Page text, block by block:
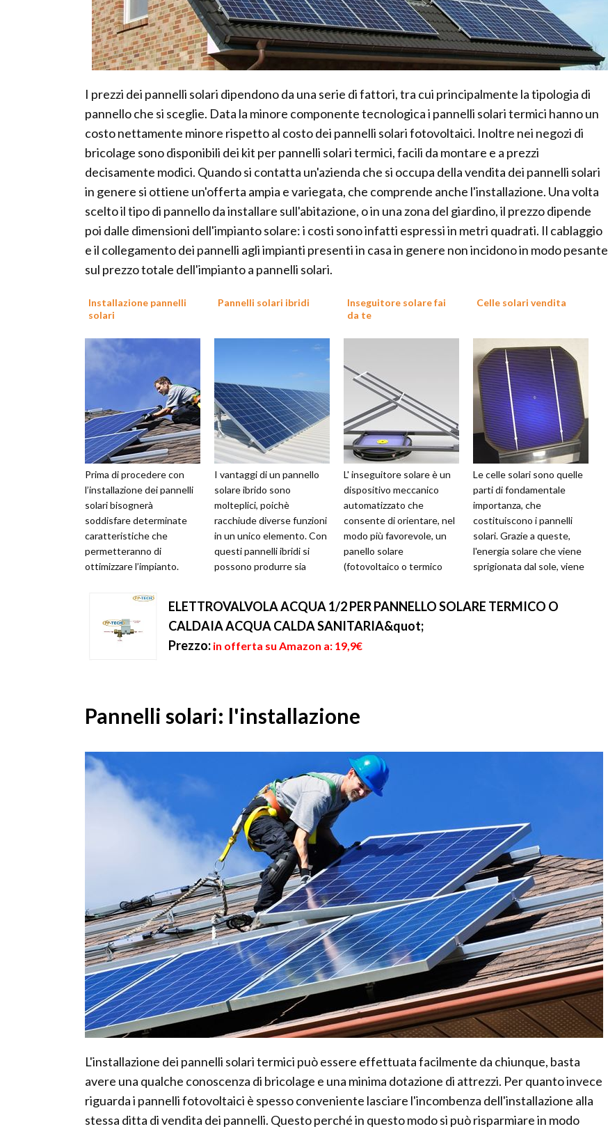
I prezzi dei pannelli solari dipendono da una serie di fattori, tra cui principalmente la tipologia di
pannello che si sceglie. Data la minore componente tecnologica i pannelli solari termici hanno un
costo nettamente minore rispetto al costo dei pannelli solari fotovoltaici. Inoltre nei negozi di
bricolage sono disponibili dei kit per pannelli solari termici, facili da montare e a prezzi
decisamente modici. Quando si contatta un'azienda che si occupa della vendita dei pannelli solari
in genere si ottiene un'offerta ampia e variegata, che comprende anche l'installazione. Una volta
scelto il tipo di pannello da installare sull'abitazione, o in una zona del giardino, il prezzo dipende
poi dalle dimensioni dell'impianto solare: i costi sono infatti espressi in metri quadrati. Il cablaggio
e il collegamento dei pannelli agli impianti presenti in casa in genere non incidono in modo pesante
sul prezzo totale dell'impianto a pannelli solari.
Installazione pannelli
solari
Prima di procedere con
l’installazione dei pannelli
solari bisognerà
soddisfare determinate
caratteristiche che
permetteranno di
ottimizzare l’impianto.
essere i proprietari dell’...
Pannelli solari ibridi
I vantaggi di un pannello
solare ibrido sono
molteplici, poichè
racchiude diverse funzioni
in un unico elemento. Con
questi pannelli ibridi si
possono produrre sia
Inseguitore solare fai
da te
L' inseguitore solare è un
dispositivo meccanico
automatizzato che
consente di orientare, nel
modo più favorevole, un
panello solare
(fotovoltaico o termico
Celle solari vendita
Le celle solari sono quelle
parti di fondamentale
importanza, che
costituiscono i pannelli
solari. Grazie a queste,
l'energia solare che viene
sprigionata dal sole, viene
ELETTROVALVOLA ACQUA 1/2 PER PANNELLO SOLARE TERMICO O
CALDAIA ACQUA CALDA SANITARIA&quot;
Prezzo: in offerta su Amazon a: 19,9€
Pannelli solari: l'installazione
L'installazione dei pannelli solari termici può essere effettuata facilmente da chiunque, basta
avere una qualche conoscenza di bricolage e una minima dotazione di attrezzi. Per quanto invece
riguarda i pannelli fotovoltaici è spesso conveniente lasciare l'incombenza dell'installazione alla
stessa ditta di vendita dei pannelli. Questo perché in questo modo si può risparmiare in modo